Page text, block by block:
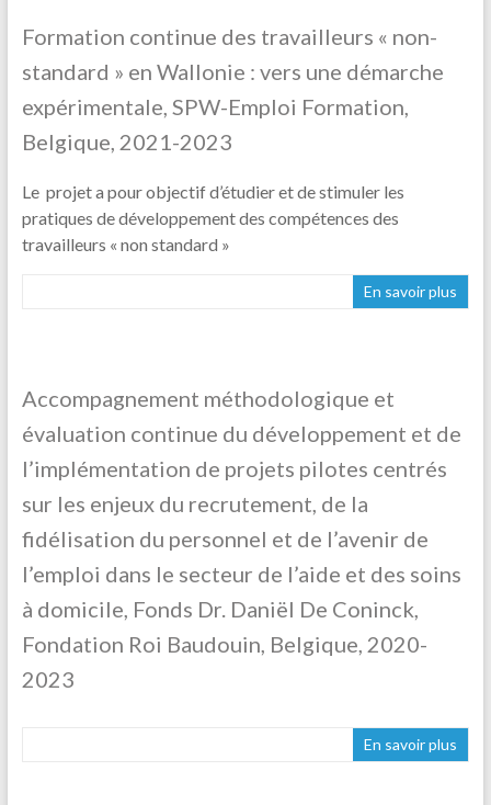
Formation continue des travailleurs « non-
standard » en Wallonie : vers une démarche
expérimentale, SPW-Emploi Formation,
Belgique, 2021-2023
Le projet a pour objectif d’étudier et de stimuler les
pratiques de développement des compétences des
travailleurs « non standard »
En savoir plus
Accompagnement méthodologique et
évaluation continue du développement et de
l’implémentation de projets pilotes centrés
sur les enjeux du recrutement, de la
fidélisation du personnel et de l’avenir de
l’emploi dans le secteur de l’aide et des soins
à domicile, Fonds Dr. Daniël De Coninck,
Fondation Roi Baudouin, Belgique, 2020-
2023
En savoir plus